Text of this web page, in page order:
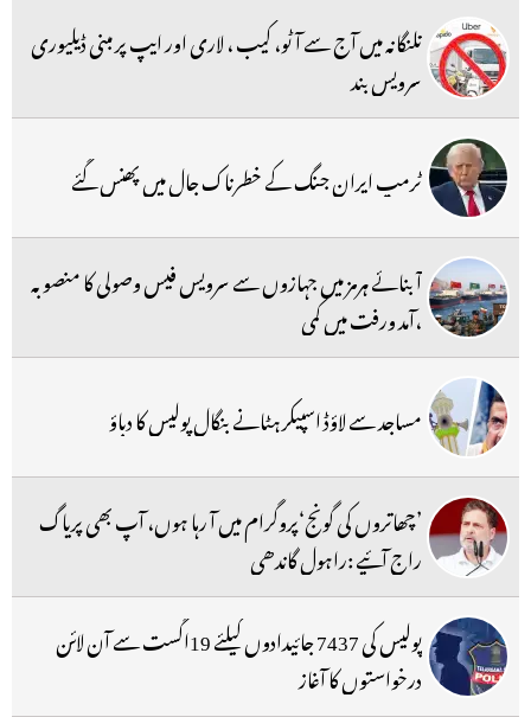
تلنگانہ میں آج سے آٹو، کیب ، لاری اور ایپ پر مبنی ڈیلیوری
سرویس بند
ٹرمپ ایران جنگ کے خطرناک جال میں پھنس گئے
آبنائے ہرمز میں جہازوں سے سرویس فیس وصولی کا منصوبہ
،آمد ورفت میں کمی
مساجد سے لاؤڈ اسپیکر ہٹانے بنگال پولیس کا دباؤ
’چھاتروں کی گونج‘پروگرام میں آ رہا ہوں، آپ بھی پریاگ
راج آئیے :راہول گاندھی
پولیس کی 7437 جائیدادوں کیلئے 19اگست سے آن لائن
درخواستوں کا آغاز